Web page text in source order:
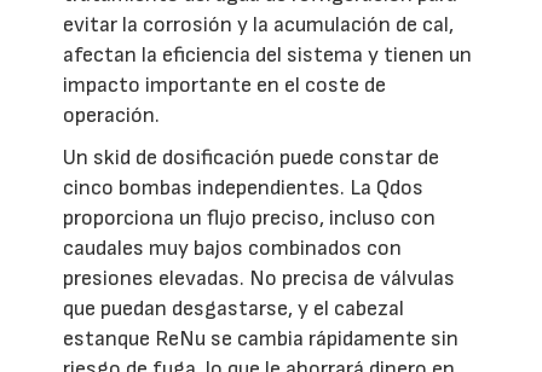
evitar la corrosión y la acumulación de cal,
afectan la eficiencia del sistema y tienen un
impacto importante en el coste de
operación.
Un skid de dosificación puede constar de
cinco bombas independientes. La Qdos
proporciona un flujo preciso, incluso con
caudales muy bajos combinados con
presiones elevadas. No precisa de válvulas
que puedan desgastarse, y el cabezal
estanque ReNu se cambia rápidamente sin